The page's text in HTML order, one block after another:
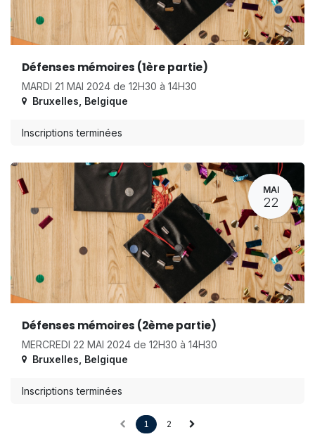
Défenses mémoires (1ère partie)
MARDI 21 MAI 2024 de 12H30 à 14H30
Bruxelles Belgique
Inscriptions terminées
MAI
22
Défenses mémoires (2ème partie)
MERCREDI 22 MAI 2024 de 12H30 à 14H30
Bruxelles Belgique
Inscriptions terminées
1 2